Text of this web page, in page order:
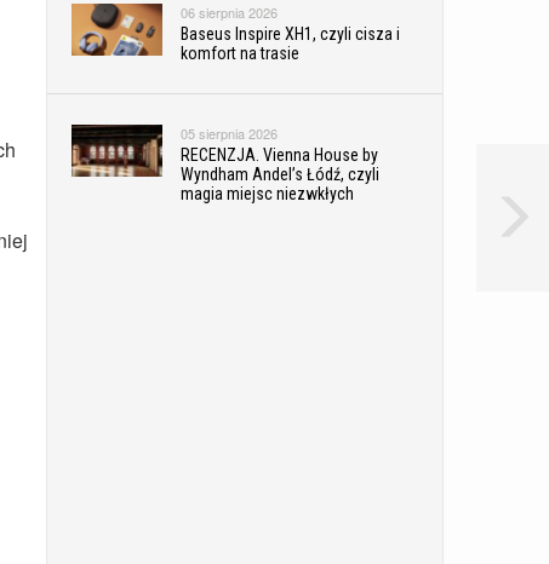
06 sierpnia 2026
Baseus Inspire XH1, czyli cisza i
komfort na trasie
05 sierpnia 2026
RECENZJA. Vienna House by
Wyndham Andel’s Łódź, czyli
magia miejsc niezwkłych